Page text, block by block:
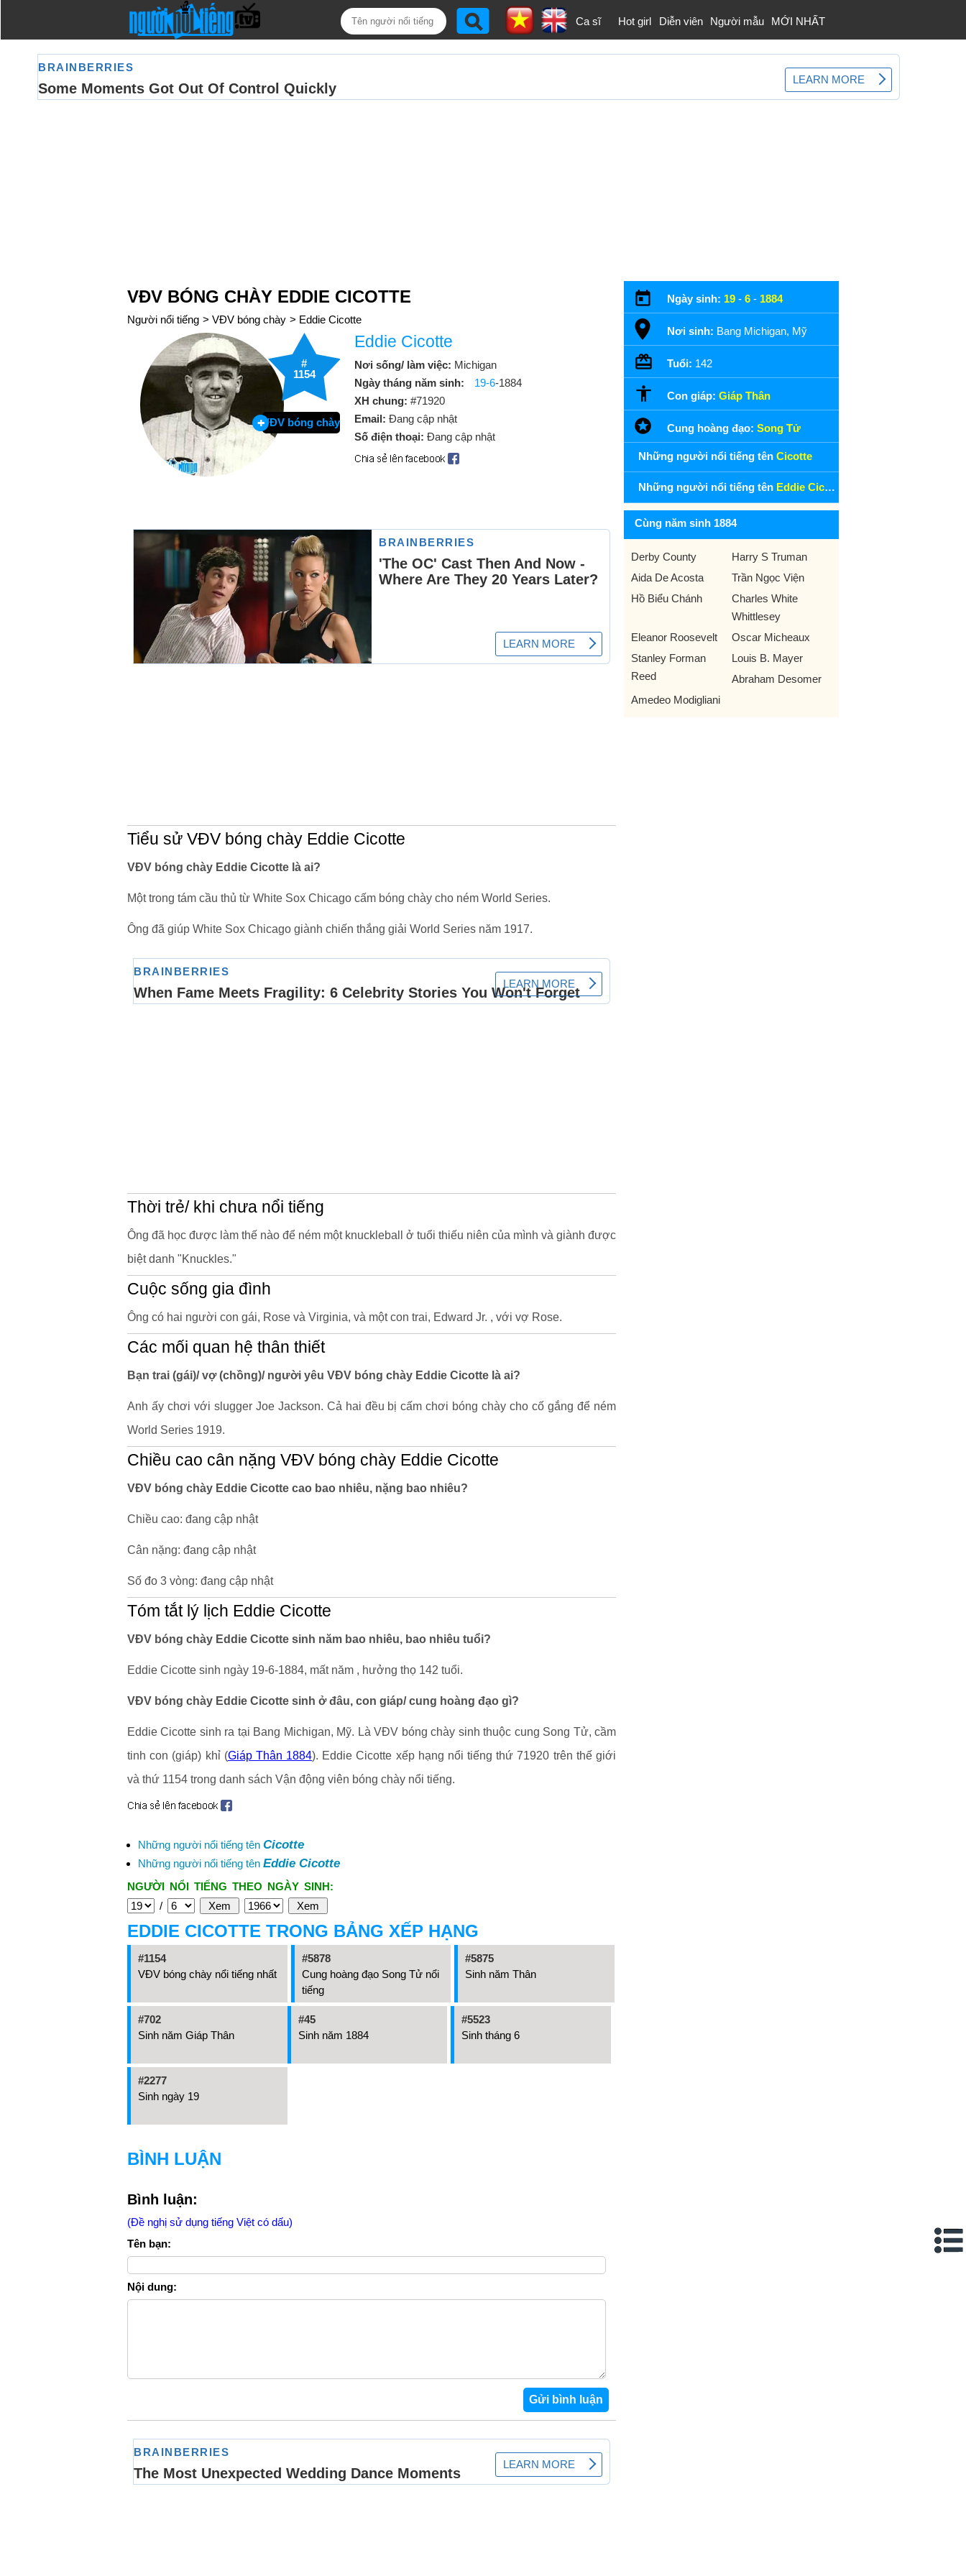
Ca sĩ Hot girl Diễn viên Người mẫu MỚI NHẤT
VĐV BÓNG CHÀY EDDIE CICOTTE
Người nổi tiếng > VĐV bóng chày > Eddie Cicotte
#
1154
VĐV bóng chày
Eddie Cicotte
Nơi sống/ làm việc: Michigan
Ngày tháng năm sinh:
19-6-1884
XH chung: #71920
Email: Đang cập nhật
Số điện thoại: Đang cập nhật
Tiểu sử VĐV bóng chày Eddie Cicotte
VĐV bóng chày Eddie Cicotte là ai?
Một trong tám cầu thủ từ White Sox Chicago cấm bóng chày cho ném World Series.
Ông đã giúp White Sox Chicago giành chiến thắng giải World Series năm 1917.
Thời trẻ/ khi chưa nổi tiếng
Ông đã học được làm thế nào để ném một knuckleball ở tuổi thiếu niên của mình và giành được
biệt danh "Knuckles."
Cuộc sống gia đình
Ông có hai người con gái, Rose và Virginia, và một con trai, Edward Jr. , với vợ Rose.
Các mối quan hệ thân thiết
Bạn trai (gái)/ vợ (chồng)/ người yêu VĐV bóng chày Eddie Cicotte là ai?
Anh ấy chơi với slugger Joe Jackson. Cả hai đều bị cấm chơi bóng chày cho cố gắng để ném
World Series 1919.
Chiều cao cân nặng VĐV bóng chày Eddie Cicotte
VĐV bóng chày Eddie Cicotte cao bao nhiêu, nặng bao nhiêu?
Chiều cao: đang cập nhật
Cân nặng: đang cập nhật
Số đo 3 vòng: đang cập nhật
Tóm tắt lý lịch Eddie Cicotte
VĐV bóng chày Eddie Cicotte sinh năm bao nhiêu, bao nhiêu tuổi?
Eddie Cicotte sinh ngày 19-6-1884, mất năm , hưởng thọ 142 tuổi.
VĐV bóng chày Eddie Cicotte sinh ở đâu, con giáp/ cung hoàng đạo gì?
Eddie Cicotte sinh ra tại Bang Michigan, Mỹ. Là VĐV bóng chày sinh thuộc cung Song Tử, cầm
tinh con (giáp) khỉ (Giáp Thân 1884). Eddie Cicotte xếp hạng nổi tiếng thứ 71920 trên thế giới
và thứ 1154 trong danh sách Vận động viên bóng chày nổi tiếng.
Những người nổi tiếng tên Cicotte
Những người nổi tiếng tên Eddie Cicotte
NGƯỜI NỔI TIẾNG THEO NGÀY SINH:
/
EDDIE CICOTTE TRONG BẢNG XẾP HẠNG
#1154
VĐV bóng chày nổi tiếng nhất
#5878
Cung hoàng đạo Song Tử nổi
tiếng
#5875
Sinh năm Thân
#702
Sinh năm Giáp Thân
#45
Sinh năm 1884
#5523
Sinh tháng 6
#2277
Sinh ngày 19
BÌNH LUẬN
Bình luận:
(Đề nghị sử dụng tiếng Việt có dấu)
Tên bạn:
Nội dung:
Ngày sinh: 19 - 6 - 1884
Nơi sinh: Bang Michigan, Mỹ
Tuổi: 142
Con giáp: Giáp Thân
Cung hoàng đạo: Song Tử
Những người nổi tiếng tên Cicotte
Những người nổi tiếng tên Eddie Cicotte
Cùng năm sinh 1884
Derby County
Harry S Truman
Aida De Acosta
Trần Ngọc Viện
Hồ Biểu Chánh
Charles White
Whittlesey
Eleanor Roosevelt
Oscar Micheaux
Stanley Forman
Reed
Louis B. Mayer
Abraham Desomer
Amedeo Modigliani